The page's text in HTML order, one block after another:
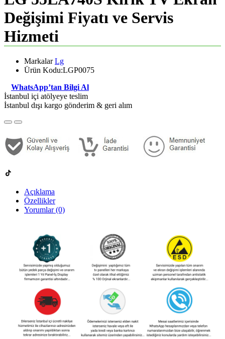
Değişimi Fiyatı ve Servis
Hizmeti
MarkalarLg
Ürün Kodu:LGP0075
WhatsApp’tan Bilgi Al
İstanbul içi atölyeye teslim
İstanbul dışı kargo gönderim & geri alım
Açıklama
Özellikler
Yorumlar (0)